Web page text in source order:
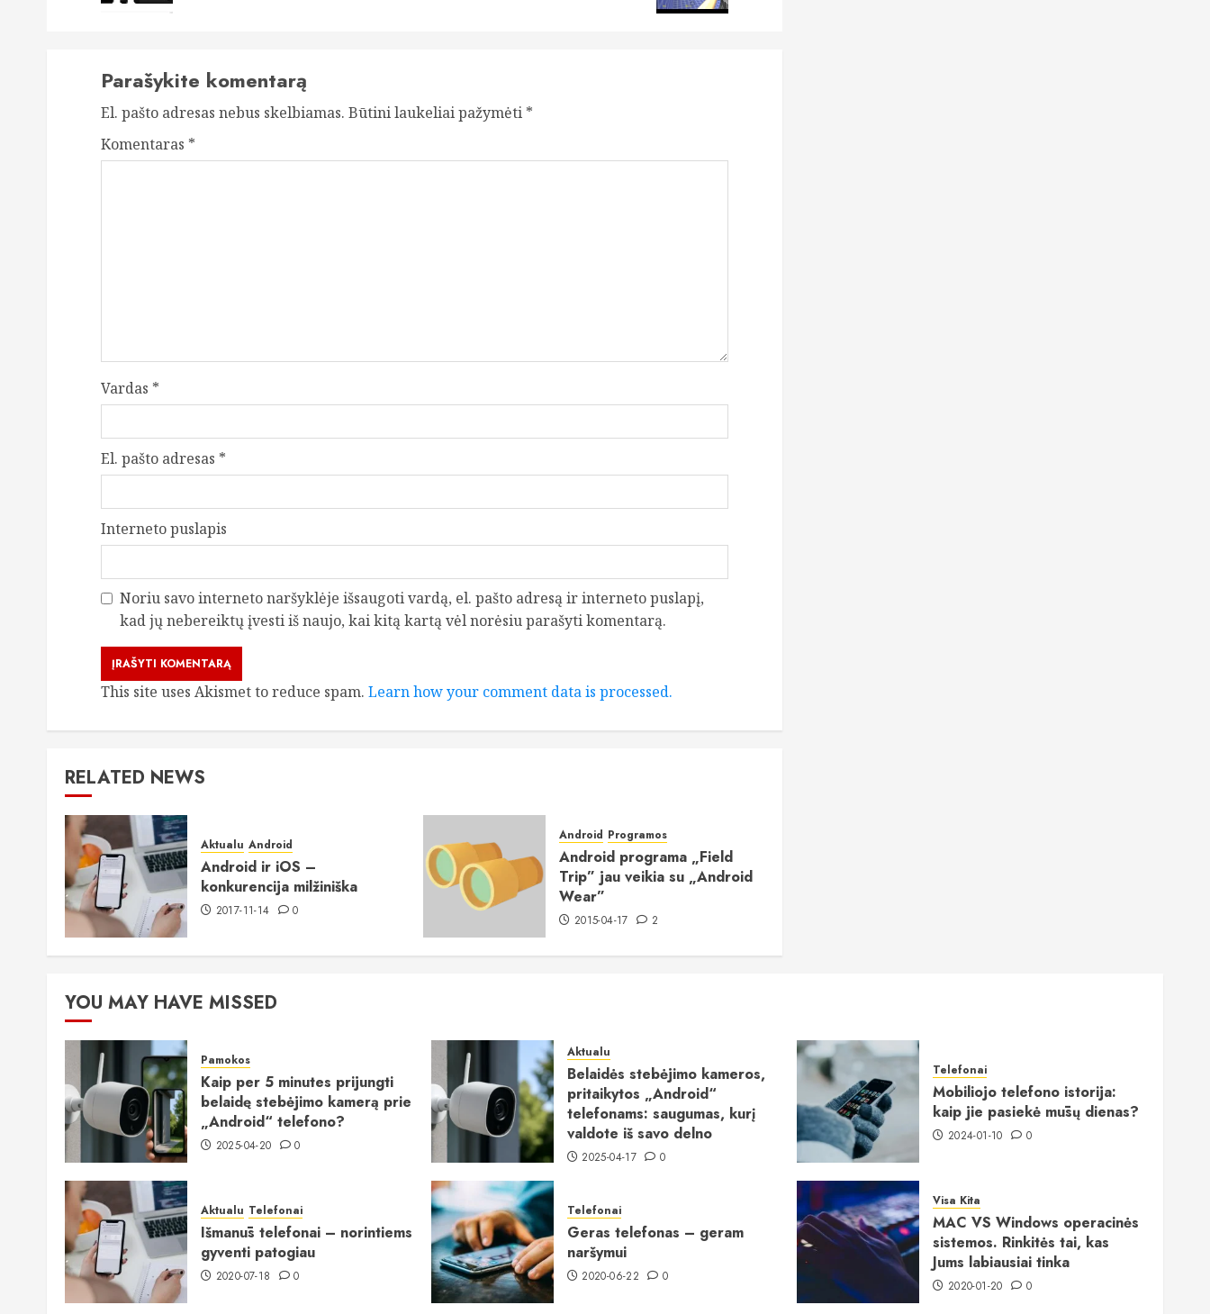
Parašykite komentarą
El. pašto adresas nebus skelbiamas. Būtini laukeliai pažymėti *
Komentaras *
Vardas *
El. pašto adresas *
Interneto puslapis
Noriu savo interneto naršyklėje išsaugoti vardą, el. pašto adresą ir interneto puslapį,
kad jų nebereiktų įvesti iš naujo, kai kitą kartą vėl norėsiu parašyti komentarą.
This site uses Akismet to reduce spam. Learn how your comment data is processed.
RELATED NEWS
Aktualu Android
Android ir iOS –
konkurencija milžiniška
2017-11-14 0
Android Programos
Android programa „Field
Trip” jau veikia su „Android
Wear”
2015-04-17 2
YOU MAY HAVE MISSED
Pamokos
Kaip per 5 minutes prijungti
belaidę stebėjimo kamerą prie
„Android“ telefono?
2025-04-20 0
Aktualu
Belaidės stebėjimo kameros,
pritaikytos „Android“
telefonams: saugumas, kurį
valdote iš savo delno
2025-04-17 0
Telefonai
Mobiliojo telefono istorija:
kaip jie pasiekė mūsų dienas?
2024-01-10 0
Aktualu Telefonai
Išmanūs telefonai – norintiems
gyventi patogiau
2020-07-18 0
Telefonai
Geras telefonas – geram
naršymui
2020-06-22 0
Visa Kita
MAC VS Windows operacinės
sistemos. Rinkitės tai, kas
Jums labiausiai tinka
2020-01-20 0